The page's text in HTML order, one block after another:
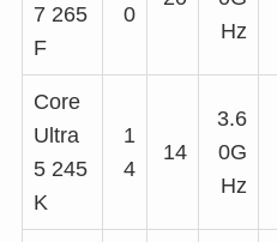
7 265
F
0
Hz
Core
Ultra
5 245
K
1
4
14
3.6
0G
Hz